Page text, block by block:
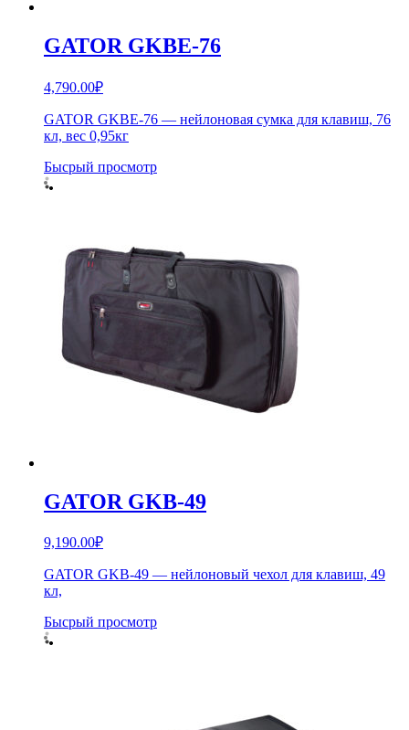
GATOR GKBE-76
4,790.00₽
GATOR GKBE-76 — нейлоновая сумка для клавиш, 76
кл, вес 0,95кг
Бысрый просмотр
GATOR GKB-49
9,190.00₽
GATOR GKB-49 — нейлоновый чехол для клавиш, 49
кл,
Бысрый просмотр